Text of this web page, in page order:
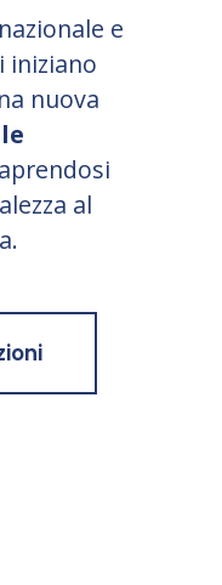
e
iniziano
nuova
al